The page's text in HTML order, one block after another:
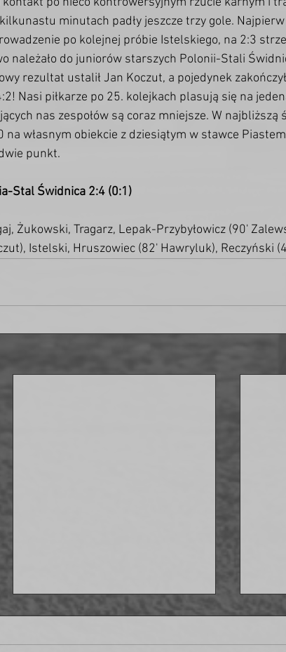
minutach padły jeszcze trzy gole.
po kolejnej próbie Istelskiego, na 2:3
należało do juniorów starszych Polonii-Stali
rezultat ustalił Jan Koczut, a pojedynek
Nasi piłkarze po 25. kolejkach plasują się na
nas zespołów są coraz mniejsze. W najbliższą
na własnym obiekcie z dziesiątym w stawce
punkt.
Stal Świdnica 2:4 (0:1)
Żukowski, Tragarz, Lepak-Przybyłowicz (90'
Istelski, Hruszowiec (82' Hawryluk), Reczyński